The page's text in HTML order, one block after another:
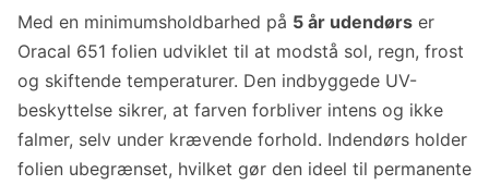
Med en minimumsholdbarhed på 5 år udendørs er
Oracal 651 folien udviklet til at modstå sol, regn, frost
og skiftende temperaturer. Den indbyggede UV-
beskyttelse sikrer, at farven forbliver intens og ikke
falmer, selv under krævende forhold. Indendørs holder
folien ubegrænset, hvilket gør den ideel til permanente